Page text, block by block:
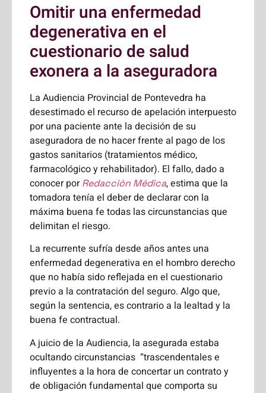
Omitir una enfermedad
degenerativa en el
cuestionario de salud
exonera a la aseguradora
La Audiencia Provincial de Pontevedra ha
desestimado el recurso de apelación interpuesto
por una paciente ante la decisión de su
aseguradora de no hacer frente al pago de los
gastos sanitarios (tratamientos médico,
farmacológico y rehabilitador). El fallo, dado a
conocer porRedacción Médica, estima que la
tomadora tenía el deber de declarar con la
máxima buena fe todas las circunstancias que
delimitan el riesgo.
La recurrente sufría desde años antes una
enfermedad degenerativa en el hombro derecho
que no había sido reflejada en el cuestionario
previo a la contratación del seguro. Algo que,
según la sentencia, es contrario a la lealtad y la
buena fe contractual.
A juicio de la Audiencia, la asegurada estaba
ocultando circunstancias “trascendentales e
influyentes a la hora de concertar un contrato y
de obligación fundamental que comporta su